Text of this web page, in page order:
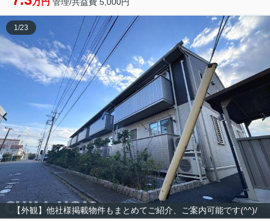
【外観】他社様掲載物件もまとめてご紹介、ご案内可能です(^^)/
1/23